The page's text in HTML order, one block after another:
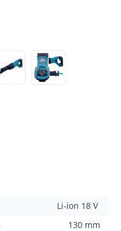
Li-ion 18 V
130 mm